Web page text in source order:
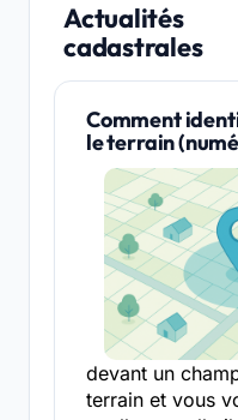
Actualités
cadastrales
Comment
le terrain
devant un
terrain et vous